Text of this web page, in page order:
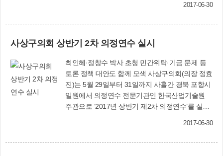
의결했다. 이번 임시회에서 처리한 안건은 다음과
조례안(황윤경 구의원 대표발의) 상위법령 및 ‘알
기 쉬운 법령 정비기준’에 맞게 용어 및 조문 체계
정비 ■ 사상구 일자리창출 정책협의회 설치 및 운
영에 관한 조례 일부개정조례안(김춘화 구의원 대
표발의) 위원회 구성에 있어 특정 성별이 10분의 6
을 초과하지 않도록 하는 상위법령 규정을 반영하
일부개정조례안 국내 출장 시 지급되는 숙박비의
2017-06-30
사상구의회 상반기 2차 의정연수 실시
최인혜·정창수 박사 초청 민간위탁·기금 문제 등
토론 정책 대안도 함께 모색 사상구의회(의장 정효
진)는 5월 29일부터 31일까지 사흘간 경북 포항시
일원에서 의정연수 전문기관인 한국산업기술원
주관으로 ‘2017년 상반기 제2차 의정연수’를 실시
2017-06-30